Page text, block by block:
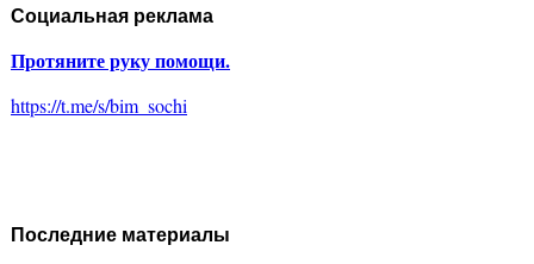
Социальная реклама
Протяните руку помощи.
https://t.me/s/bim_sochi
Последние материалы